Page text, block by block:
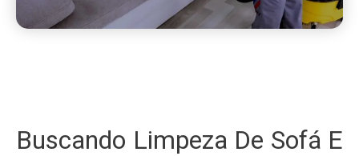
Buscando Limpeza De Sofá E